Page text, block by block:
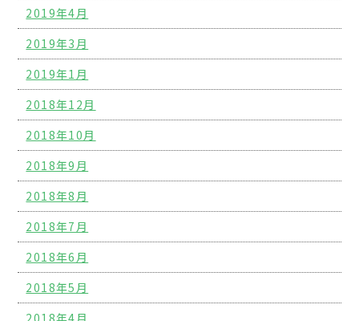
2019年4月
2019年3月
2019年1月
2018年12月
2018年10月
2018年9月
2018年8月
2018年7月
2018年6月
2018年5月
2018年4月